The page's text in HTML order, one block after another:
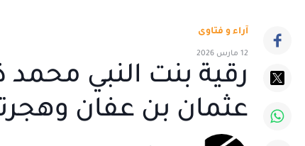
آراء و فتاوى
12 مارس 2026
رقية بنت النبي
عثمان بن عفان